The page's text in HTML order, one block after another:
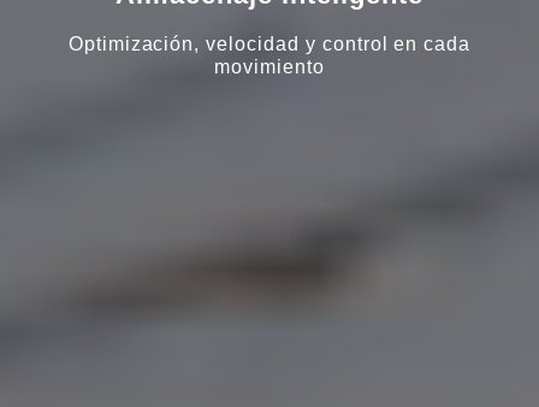
Optimización, velocidad y control en cada
movimiento